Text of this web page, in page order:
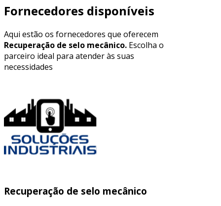
Fornecedores disponíveis
Aqui estão os fornecedores que oferecem
Recuperação de selo mecânico. Escolha o
parceiro ideal para atender às suas
necessidades
Recuperação de selo mecânico